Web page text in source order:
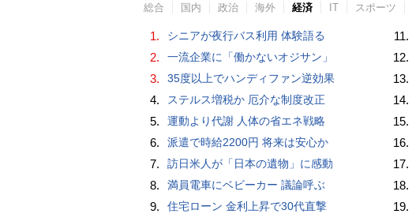
総合 国内 政治 海外 経済 IT スポーツ
1. シニアが夜行バス利用 体験語る
2. 一流企業に「働かないオジサン」
3. 35度以上でハンディファン逆効果
4. ステルス増税か 厄介な制度改正
5. 運動より代謝 人体の省エネ戦略
6. 派遣で時給2200円 将来は安心か
7. 訪日米人が「日本の遺物」に感動
8. 満員電車にベビーカー 議論呼ぶ
9. 住宅ローン 金利上昇で30代直撃
11.
12.
13.
14.
15.
16.
17.
18.
19.